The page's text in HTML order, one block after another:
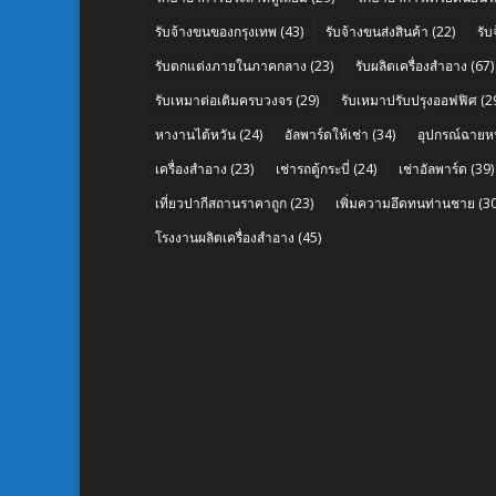
รับจ้างขนของกรุงเทพ (43) รับจ้างขนส่งสินค้า (22)
รั
รับตกแต่งภายในภาคกลาง (23) รับผลิตเครื่องสำอาง (67)
รับเหมาต่อเติมครบวงจร (29) รับเหมาปรับปรุงออฟฟิศ
หางานไต้หวัน (24) อัลพาร์ดให้เช่า (34)
อุปกรณ์ฉายห
เครื่องสำอาง (23) เช่ารถตู้กระบี่ (24) เช่าอัลพาร์ด (39)
เที่ยวปากีสถานราคาถูก (23) เพิ่มความอึดทนท่านชาย
โรงงานผลิตเครื่องสำอาง (45)